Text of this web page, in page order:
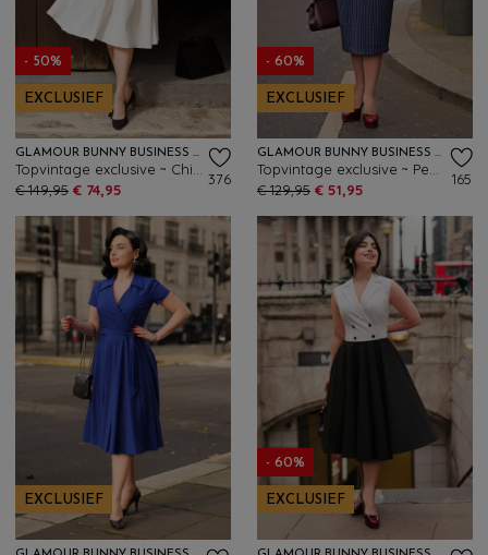
- 50%
EXCLUSIEF
GLAMOUR BUNNY BUSINESS BABE
€ 149,95 € 74,95
376
- 60%
EXCLUSIEF
GLAMOUR BUNNY BUSINESS BABE
€ 129,95 € 51,95
165
EXCLUSIEF
- 60%
EXCLUSIEF